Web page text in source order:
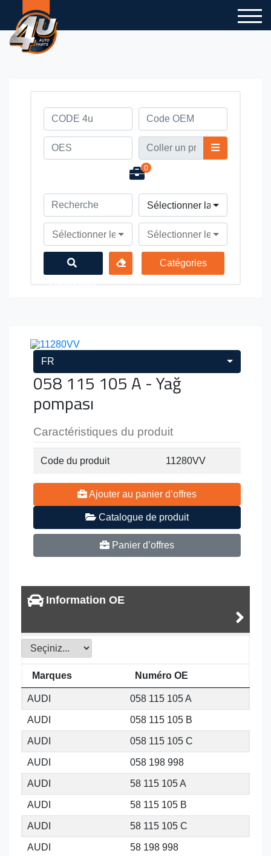
0
Sélectionner la marque du
Sélectionner le modèle du véhicule
Sélectionner le type du
Catégories
FR
058 115 105 A - Yağ
pompası
Caractéristiques du produit
Code du produit 11280VV
Ajouter au panier d’offres
Catalogue de produit
Panier d’offres
Information OE
Marques Numéro OE
AUDI 058 115 105 A
AUDI 058 115 105 B
AUDI 058 115 105 C
AUDI 058 198 998
AUDI 58 115 105 A
AUDI 58 115 105 B
AUDI 58 115 105 C
AUDI 58 198 998